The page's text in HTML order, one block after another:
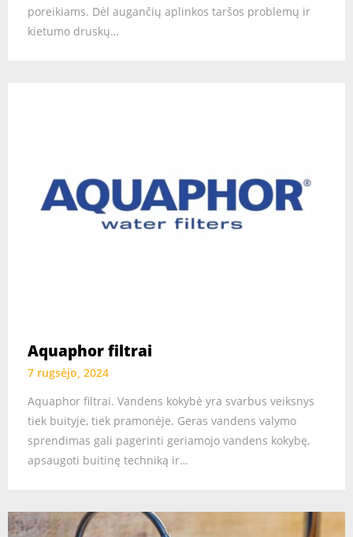
poreikiams. Dėl augančių aplinkos taršos problemų ir
kietumo druskų…
Aquaphor filtrai
7 rugsėjo, 2024
Aquaphor filtrai. Vandens kokybė yra svarbus veiksnys
tiek buityje, tiek pramonėje. Geras vandens valymo
sprendimas gali pagerinti geriamojo vandens kokybę,
apsaugoti buitinę techniką ir…